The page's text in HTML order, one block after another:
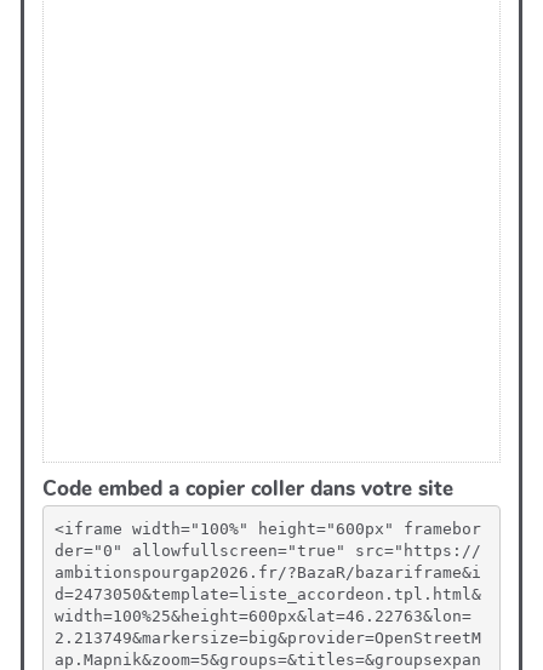
Code embed a copier coller dans votre site
<iframe width="100%" height="600px" framebor
der="0" allowfullscreen="true" src="https://
ambitionspourgap2026.fr/?BazaR/bazariframe&i
d=2473050&template=liste_accordeon.tpl.html&
width=100%25&height=600px&lat=46.22763&lon=
2.213749&markersize=big&provider=OpenStreetM
ap.Mapnik&zoom=5&groups=&titles=&groupsexpan